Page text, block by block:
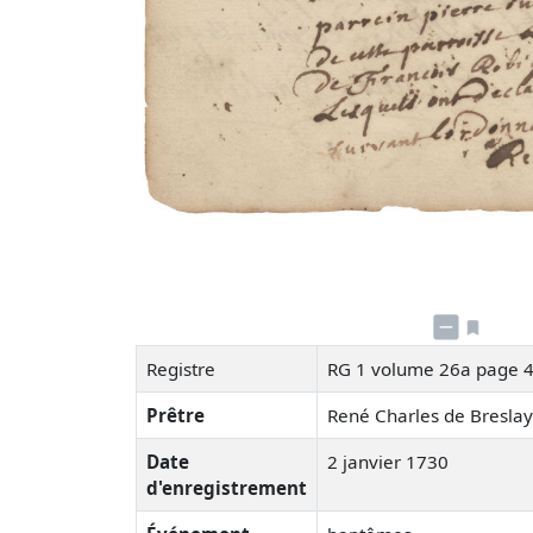
Registre
RG 1 volume 26a page
Prêtre
René Charles de
Date
d'enregistrement
2 janvier 1730